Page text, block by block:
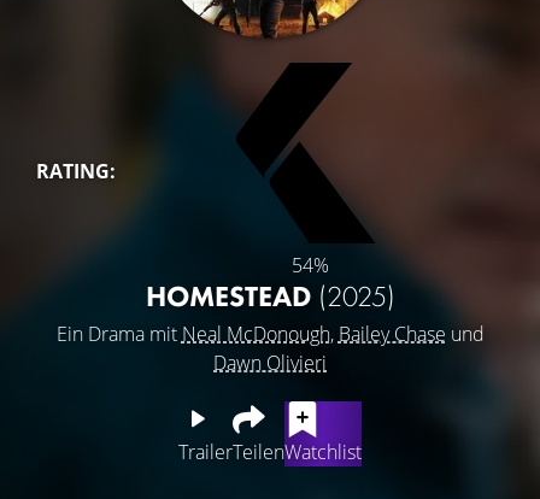
RATING:
54%
HOMESTEAD (2025)
Ein Drama mit Neal McDonough, Bailey Chase und
Dawn Olivieri
TrailerTeilenWatchlist